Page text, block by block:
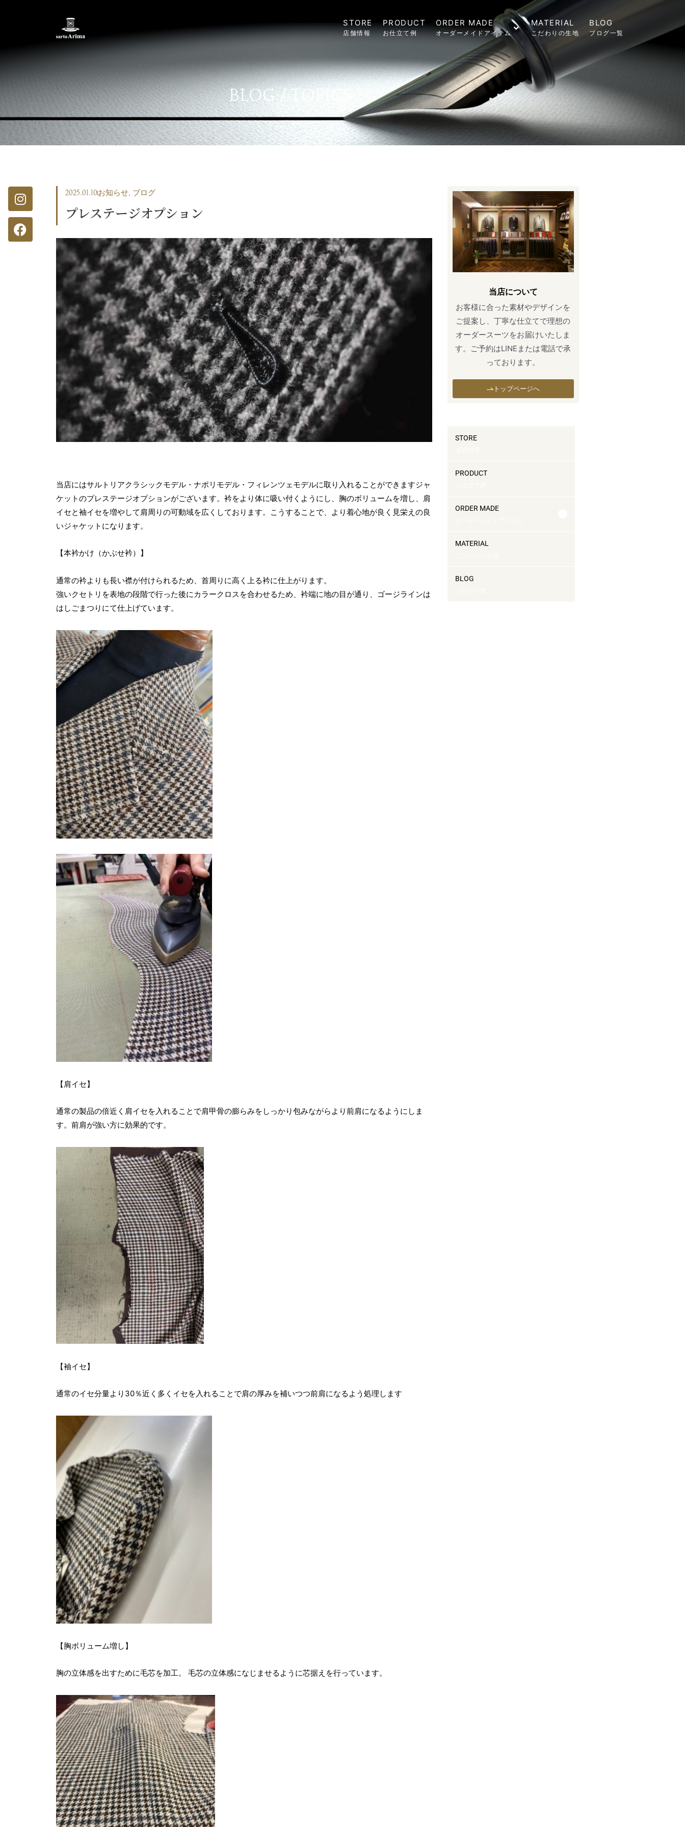
STORE
店舗情報
PRODUCT
お仕立て例
ORDER MADE
オーダーメイドアイテム
MATERIAL
こだわりの生地
BLOG
ブログ一覧
BLOG / TOPICS
2025.01.10お知らせ, ブログ
プレステージオプション
当店にはサルトリアクラシックモデル・ナポリモデル・フィレンツェモデルに取り入れることができますジャ
ケットのプレステージオプションがございます。衿をより体に吸い付くようにし、胸のボリュームを増し、肩
イセと袖イセを増やして肩周りの可動域を広くしております。こうすることで、より着心地が良く見栄えの良
いジャケットになります。
【本衿かけ（かぶせ衿）】
通常の衿よりも長い襟が付けられるため、首周りに高く上る衿に仕上がります。
強いクセトリを表地の段階で行った後にカラークロスを合わせるため、衿端に地の目が通り、ゴージラインは
はしごまつりにて仕上げています。
【肩イセ】
通常の製品の倍近く肩イセを入れることで肩甲骨の膨らみをしっかり包みながらより前肩になるようにしま
す。前肩が強い方に効果的です。
【袖イセ】
通常のイセ分量より30％近く多くイセを入れることで肩の厚みを補いつつ前肩になるよう処理します
【胸ボリューム増し】
胸の立体感を出すために毛芯を加工。 毛芯の立体感になじませるように芯据えを行っています。
当店について
お客様に合った素材やデザインを
ご提案し、丁寧な仕立てで理想の
オーダースーツをお届けいたしま
す。ご予約はLINEまたは電話で承
っております。
トップページへ
STORE
PRODUCT
ORDER MADE
MATERIAL
BLOG